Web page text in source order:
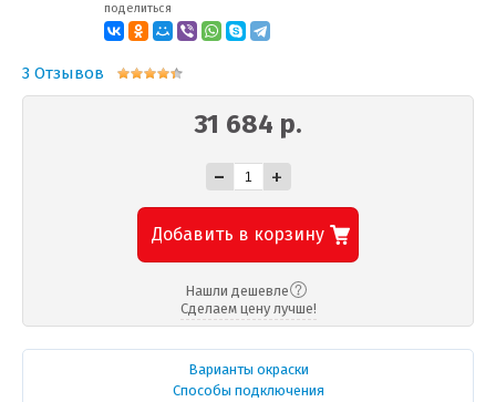
поделиться
3 Отзывов
31 684 р.
- +
Добавить в корзину
Нашли дешевле
Сделаем цену лучше!
Варианты окраски
Способы подключения